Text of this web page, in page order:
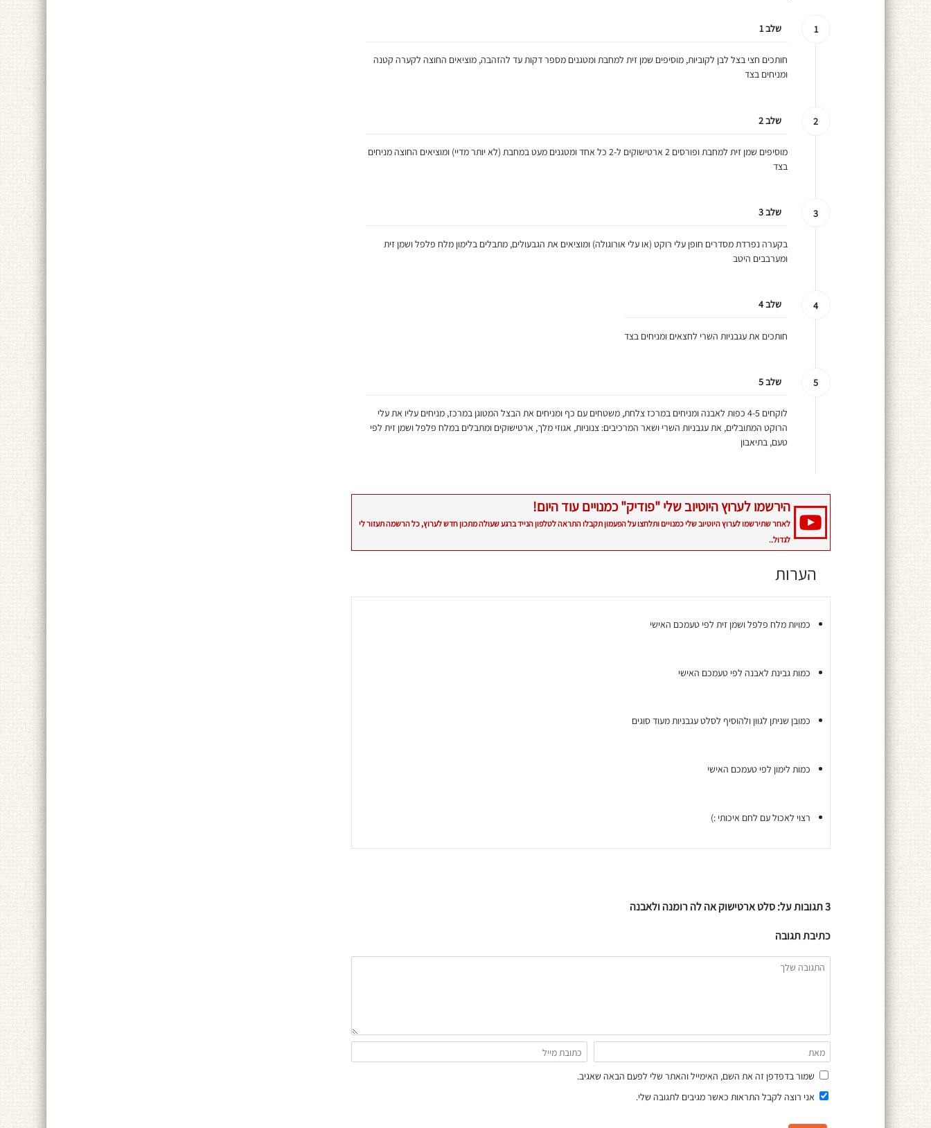
1 שלב 1
חותכים חצי בצל לבן לקוביות, מוסיפים שמן זית למחבת ומטגנים מספר דקות עד להזהבה, מוציאים החוצה לקערה קטנה
ומניחים בצד
2 שלב 2
מוסיפים שמן זית למחבת ופורסים 2 ארטישוקים ל-2 כל אחד ומטגנים מעט במחבת (לא יותר מדיי) ומוציאים החוצה מניחים
בצד
3 שלב 3
בקערה נפרדת מסדרים חופן עלי רוקט (או עלי אורוגולה) ומוציאים את הגבעולים, מתבלים בלימון מלח פלפל ושמן זית
ומערבבים היטב
4 שלב 4
חותכים את עגבניות השרי לחצאים ומניחים בצד
5 שלב 5
לוקחים 4-5 כפות לאבנה ומניחים במרכז צלחת, משטחים עם כף ומניחים את הבצל המטוגן במרכז, מניחים עליו את עלי
הרוקט המתובלים, את עגבניות השרי ושאר המרכיבים: צנוניות, אגוזי מלך, ארטישוקים ומתבלים במלח פלפל ושמן זית לפי
טעם, בתיאבון
הירשמו לערוץ היוטיוב שלי "פודיק" כמנויים עוד היום!
לאחר שתירשמו לערוץ היוטיוב שלי כמנויים ותלחצו על הפעמון תקבלו התראה לטלפון הנייד ברגע שעולה מתכון חדש לערוץ, כל הרשמה תעזור לי
לגדול..
הערות
כמויות מלח פלפל ושמן זית לפי טעמכם האישי
כמות גבינת לאבנה לפי טעמכם האישי
כמובן שניתן לגוון ולהוסיף לסלט עגבניות מעוד סוגים
כמות לימון לפי טעמכם האישי
רצוי לאכול עם לחם איכותי :)
3 תגובות על: סלט ארטישוק אה לה רומנה ולאבנה
כתיבת תגובה
שמור בדפדפן זה את השם, האימייל והאתר שלי לפעם הבאה שאגיב.
אני רוצה לקבל התראות כאשר מגיבים לתגובה שלי.